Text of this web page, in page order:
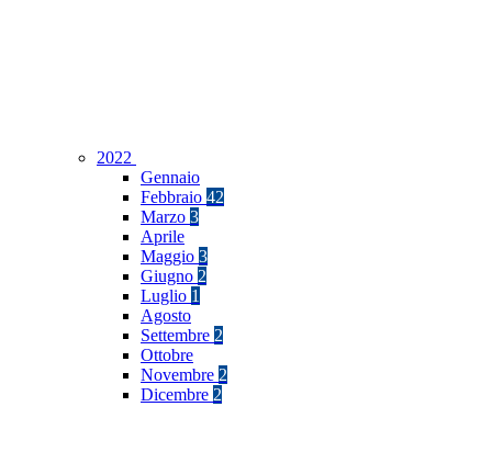
2022
Gennaio
Febbraio 42
Marzo 3
Aprile
Maggio 3
Giugno 2
Luglio 1
Agosto
Settembre 2
Ottobre
Novembre 2
Dicembre 2